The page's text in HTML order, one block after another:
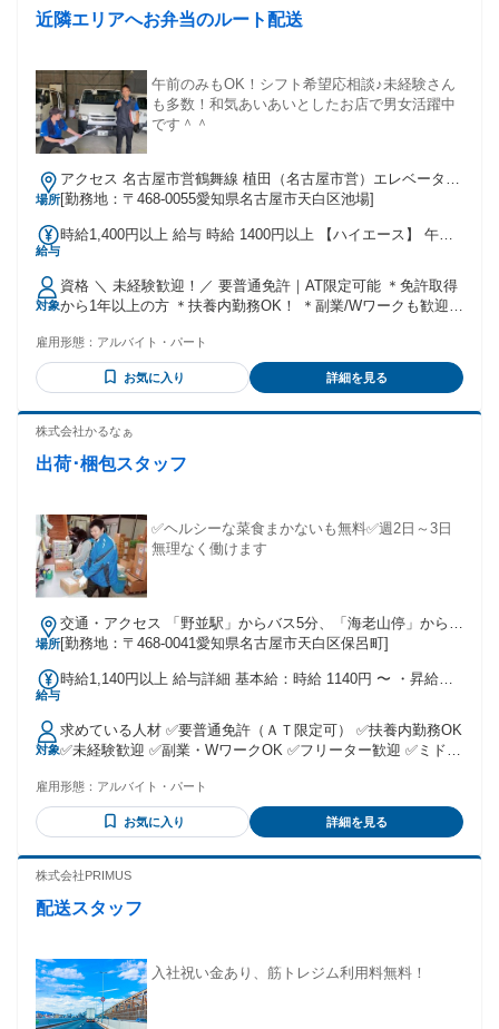
料日：給与は毎月末締、翌月15日支払い
の雇用形態は問いません ――――――――― 先輩へインタビ
した。おしぼりの配送なら、体力と笑顔があれば何とかなる
でしょ！と思って、勢い半分で入社して、気が付けば役職も
貰い、今に至ります。 アトラスジャパンのいい所は、助け合
う風土があること。仲間の車がパンクして動けなくなった時
合わせたこともありましたし、僕自身も出先で何度も助けら
れました。 「この環境でなら、もうちょっと頑張れそうか
動してきました。周りにたくさん助けてもらった分、今度は
ます ◆人事担当・Sより 私は元々、同業で配達をしていまし
た。勤め先がアトラスジャパンの傘下に入ることになり入社
が多いと思っています。 業種柄、連休中も急な配達依頼が来
たりするんですが、そういう時は実は、役員クラスが交替で
おしぼりを届けているんです。「休んでる社員を呼び出すな
てるんですよ。 2020年春、最初の緊急事態宣言が出た時は、
店舗様の休業が相次ぎましたが、その時も「社員の固定給は
一切カットしない」という宣言が出たんです。 今、色々と先
の条件と理由：あり（例外事由3号のイ・45歳以下（長期勤続
によるキャリア形成のため））
近隣エリアへお弁当のルート配送
午前のみもOK！シフト希望応相談♪未経験さん
も多数！和気あいあいとしたお店で男女活躍中
です＾＾
場所
アクセス 名古屋市営鶴舞線 植田（名古屋市営）エレベータ出
入口徒歩約16分、名古屋市営鶴舞線 塩釜口2番口徒歩約19
[勤務地：〒468-0055愛知県名古屋市天白区池場]
給与
時給1,400円以上 給与 時給 1400円以上 【ハイエース】 午
給1250円 午後…時給1150円 交通費：交通費支給 交通費規定
支給（月額支給上限38,700円）
対象
資格 ＼ 未経験歓迎！／ 要普通免許｜AT限定可能 ＊免許取得
から1年以上の方 ＊扶養内勤務OK！ ＊副業/Wワークも歓迎！
動かすほうが得意 ・車の運転が好き ・副業、兼業、Wワーク
希望 ・フリーターさん、ブランク明けさん 主婦（夫）さんな
どどなたでも！ ＜こんな「声」が叶います＞ ＊日勤専属で探
持ち・副業です！ ＊スキマ時間で効率よく稼ぎたい！ ＊軽貨
けの空間！ ＊ルート配送・配達の経験が活かせそう！
雇用形態： アルバイト・パート
お気に入り 詳細を見る
株式会社かるなぁ
出荷･梱包スタッフ
✅ヘルシーな菜食まかないも無料✅週2日～3日
無理なく働けます
場所
交通・アクセス 「野並駅」からバス5分、「海老山停」から徒
歩3分 ★自転車・バイク通勤OK
[勤務地：〒468-0041愛知県名古屋市天白区保呂町]
給与
時給1,140円以上 給与詳細 基本給：時給 1140円 〜 ・昇給あ
対象
求めている人材 ✅要普通免許（ＡＴ限定可） ✅扶養内勤務OK
✅未経験歓迎 ✅副業・WワークOK ✅フリーター歓迎 ✅ミドル
性多数活躍中の職場です。 和気あいあいと楽しくお仕事して
いますよ♪働きやすい環境が 整っているから小さなお子さんが
いるスタッフも働いています。 ◎お子さんの急な発熱など、
わせて相談に応じます。 下記メールまたは電話にてご連絡さ
雇用形態： アルバイト・パート
お気に入り 詳細を見る
株式会社PRIMUS
配送スタッフ
入社祝い金あり、筋トレジム利用料無料！